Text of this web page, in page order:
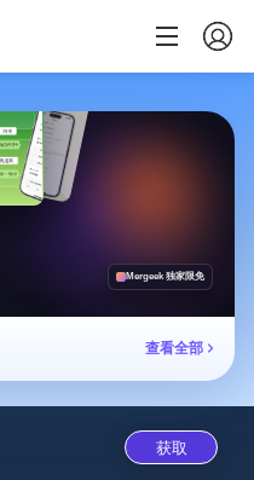
Mergeek 独家限免
查看全部
获取